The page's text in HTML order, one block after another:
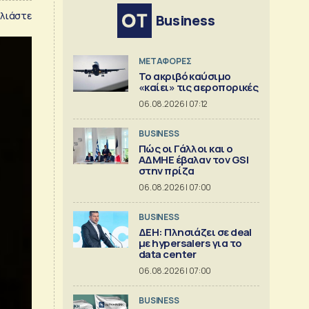
Business
ΜΕΤΑΦΟΡΕΣ
Το ακριβό καύσιμο
«καίει» τις αεροπορικές
06.08.2026 | 07:12
BUSINESS
Πώς οι Γάλλοι και ο
ΑΔΜΗΕ έβαλαν τον GSI
στην πρίζα
06.08.2026 | 07:00
BUSINESS
ΔΕΗ: Πλησιάζει σε deal
με hypersalers για το
data center
06.08.2026 | 07:00
BUSINESS